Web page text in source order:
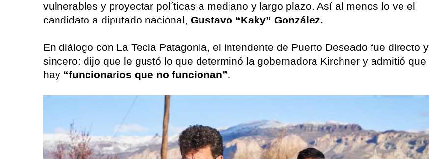
vulnerables y proyectar políticas a mediano y largo plazo. Así al menos lo ve el
candidato a diputado nacional, Gustavo “Kaky” González.
En diálogo con La Tecla Patagonia, el intendente de Puerto Deseado fue directo y
sincero: dijo que le gustó lo que determinó la gobernadora Kirchner y admitió que
hay “funcionarios que no funcionan”.